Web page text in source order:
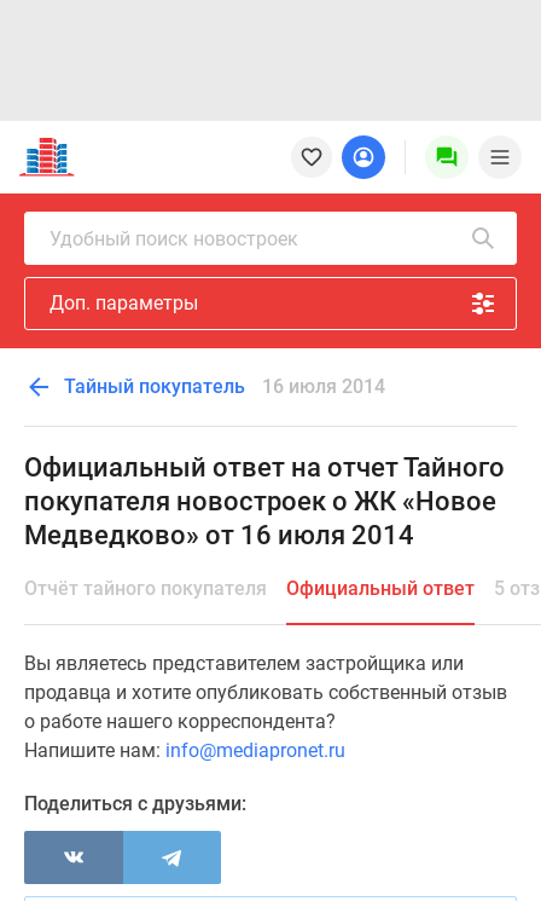
Новостройки
Квартиры
Ипотека
Новостройки
Москвы
Новостройки
Подмосковья
Новостройки
Москвы
Готовые
новостройки
Новостройки
карте
предложения
Коммерческие
помещения
Продавцы
застройщики
новостроек
Видеообзор
новостроек
Экспертиза
Удобный поиск новостроек
Доп. параметры
Тайный покупатель 16 июля 2014
Официальный ответ на отчет Тайного
покупателя новостроек о ЖК «Новое
Медведково» от 16 июля 2014
Отчёт тайного покупателя Официальный ответ 5
Вы являетесь представителем застройщика или
продавца и хотите опубликовать собственный отзыв
о работе нашего корреспондента?
Напишите нам: info@mediapronet.ru
Поделиться с друзьями: